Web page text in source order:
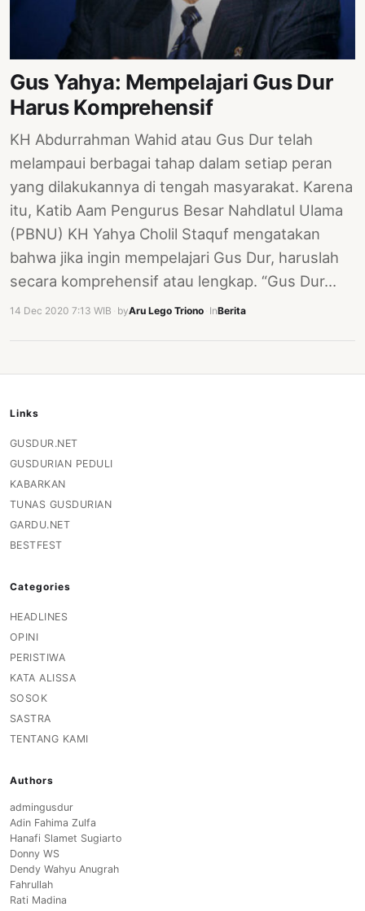
Gus Yahya: Mempelajari Gus Dur
Harus Komprehensif
KH Abdurrahman Wahid atau Gus Dur telah
melampaui berbagai tahap dalam setiap peran
yang dilakukannya di tengah masyarakat. Karena
itu, Katib Aam Pengurus Besar Nahdlatul Ulama
(PBNU) KH Yahya Cholil Staquf mengatakan
bahwa jika ingin mempelajari Gus Dur, haruslah
secara komprehensif atau lengkap. “Gus Dur…
14 Dec 2020 7:13 WIB byAru Lego Triono InBerita
Links
GUSDUR.NET
GUSDURIAN PEDULI
KABARKAN
TUNAS GUSDURIAN
GARDU.NET
BESTFEST
Categories
HEADLINES
OPINI
PERISTIWA
KATA ALISSA
SOSOK
SASTRA
TENTANG KAMI
Authors
admingusdur
Adin Fahima Zulfa
Hanafi Slamet Sugiarto
Donny WS
Dendy Wahyu Anugrah
Fahrullah
Rati Madina